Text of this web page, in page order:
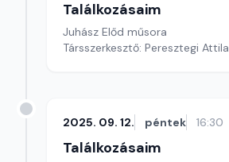
Találkozásaim
Juhász Előd műsora
Társszerkesztő: Peresztegi Attila
2025. 09. 12. péntek 16:30
Találkozásaim